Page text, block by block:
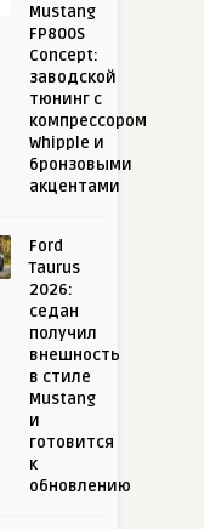
Mustang
FP800S
Concept:
заводской
тюнинг с
компрессором
Whipple и
бронзовыми
акцентами
Ford
Taurus
2026:
седан
получил
внешность
в стиле
Mustang
и
готовится
к
обновлению